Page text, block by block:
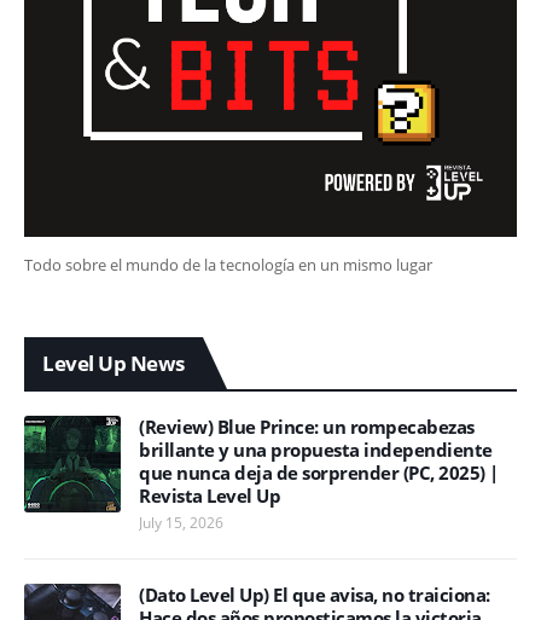
Todo sobre el mundo de la tecnología en un mismo lugar
Level Up News
(Review) Blue Prince: un rompecabezas
brillante y una propuesta independiente
que nunca deja de sorprender (PC, 2025) |
Revista Level Up
July 15, 2026
(Dato Level Up) El que avisa, no traiciona: